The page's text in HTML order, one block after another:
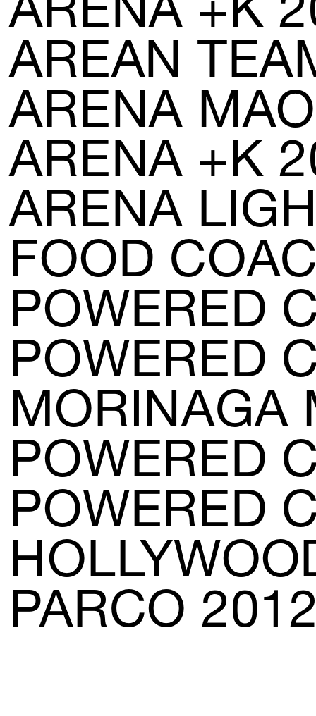
ARENA +K
AREAN
ARENA
ARENA +K
ARENA
FOOD
POWERED
POWERED
MORINAGA
POWERED
POWERED
PARCO